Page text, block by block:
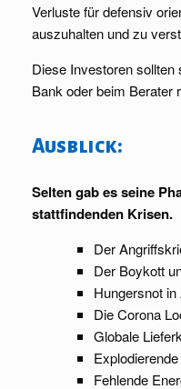
Verluste für defensiv
auszuhalten und zu
Diese Investoren sollten
Bank oder beim Berater
Ausblick:
Selten gab es seine
stattfindenden Krisen.
Der
Der Boykott
Hungersnot in
Die Corona
Globale
Fehlende